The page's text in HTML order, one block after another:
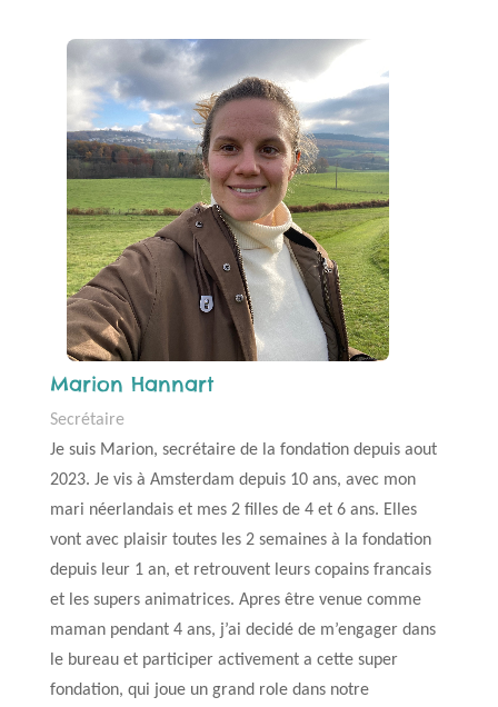
Marion Hannart
Secrétaire
Je suis Marion, secrétaire de la fondation depuis aout
2023. Je vis à Amsterdam depuis 10 ans, avec mon
mari néerlandais et mes 2 filles de 4 et 6 ans. Elles
vont avec plaisir toutes les 2 semaines à la fondation
depuis leur 1 an, et retrouvent leurs copains francais
et les supers animatrices. Apres être venue comme
maman pendant 4 ans, j’ai decidé de m’engager dans
le bureau et participer activement a cette super
fondation, qui joue un grand role dans notre